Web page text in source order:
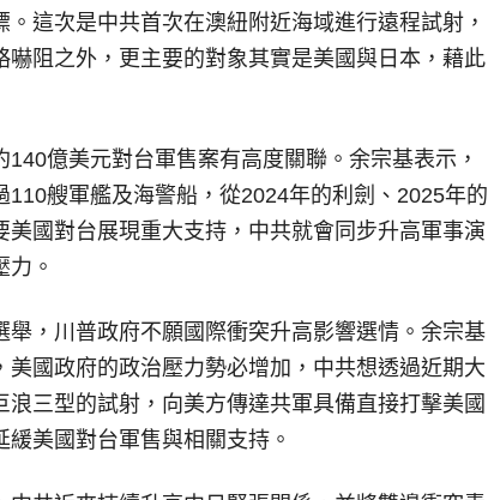
這次是中共首次在澳紐附近海域進行遠程試射，
嚇阻之外，更主要的對象其實是美國與日本，藉此
億美元對台軍售案有高度關聯。余宗基表示，
艘軍艦及海警船，從2024年的利劍、2025年的
美國對台展現重大支持，中共就會同步升高軍事演
力。
舉，川普政府不願國際衝突升高影響選情。余宗基
美國政府的政治壓力勢必增加，中共想透過近期大
三型的試射，向美方傳達共軍具備直接打擊美國
美國對台軍售與相關支持。